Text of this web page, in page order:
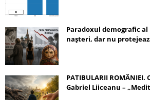
Paradoxul demografic
nașteri, dar nu
PATIBULARII
Gabriel Liiceanu –